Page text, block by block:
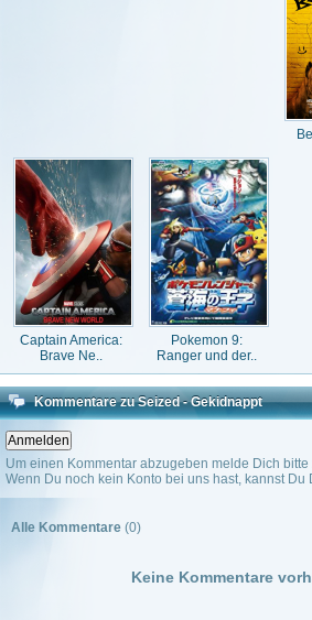
Captain America:
Brave Ne..
Pokemon 9:
Ranger und der..
Kommentare zu Seized - Gekidnappt
Um einen Kommentar abzugeben melde Dich bitte
Wenn Du noch kein Konto bei uns hast, kannst Du
Alle Kommentare (0)
Keine Kommentare